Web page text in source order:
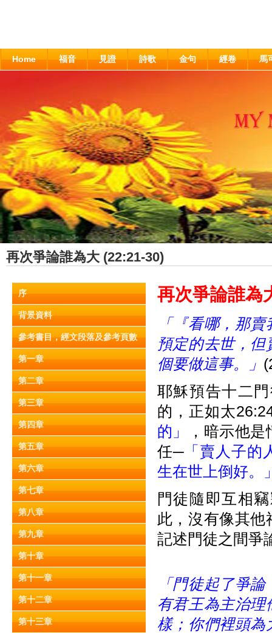
Home 福音 見證 詩歌 金句 經卷 馬
再次爭論誰為大 (22:21-30)
序
背景資料
參考書目，經文段落及參考頁數
第一章
第二章
第三章
第四章
第五章
第六章
第七章
第八章
第九章
第十章
第十一章
第十二章
第十三章
再次爭論誰為
「 『看哪，那賣
預定的去世，
個要做這事。」
耶穌預告十二
的，正如太
的」
，暗示他
任─「賣人子的
生在世上倒好。
門徒隨即互相
此，沒有像其
記述門徒之間爭
「門徒起了爭
有君王為主治
樣；你們裡頭為